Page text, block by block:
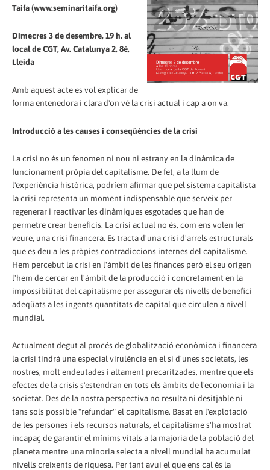
Taifa (www.seminaritaifa.org)
Dimecres 3 de desembre, 19 h. al
local de CGT, Av. Catalunya 2, 8è,
Lleida
Amb aquest acte es vol explicar de
forma entenedora i clara d'on vé la crisi actual i cap a on va.
Introducció a les causes i conseqüències de la crisi
La crisi no és un fenomen ni nou ni estrany en la dinàmica de
funcionament pròpia del capitalisme. De fet, a la llum de
l'experiència històrica, podríem afirmar que pel sistema capitalista
la crisi representa un moment indispensable que serveix per
regenerar i reactivar les dinàmiques esgotades que han de
permetre crear beneficis. La crisi actual no és, com ens volen fer
veure, una crisi financera. Es tracta d'una crisi d'arrels estructurals
que es deu a les pròpies contradiccions internes del capitalisme.
Hem percebut la crisi en l'àmbit de les finances però el seu origen
l'hem de cercar en l'àmbit de la producció i concretament en la
impossibilitat del capitalisme per assegurar els nivells de benefici
adeqüats a les ingents quantitats de capital que circulen a nivell
mundial.
Actualment degut al procés de globalització econòmica i financera
la crisi tindrà una especial virulència en el si d'unes societats, les
nostres, molt endeutades i altament precaritzades, mentre que els
efectes de la crisis s'estendran en tots els àmbits de l'economia i la
societat. Des de la nostra perspectiva no resulta ni desitjable ni
tans sols possible "refundar" el capitalisme. Basat en l'explotació
de les persones i els recursos naturals, el capitalisme s'ha mostrat
incapaç de garantir el mínims vitals a la majoria de la població del
planeta mentre una minoria selecta a nivell mundial ha acumulat
nivells creixents de riquesa. Per tant avui el que ens cal és la